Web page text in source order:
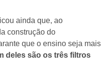
ainda que, ao
construção do
que o ensino seja mais
deles são os três filtros